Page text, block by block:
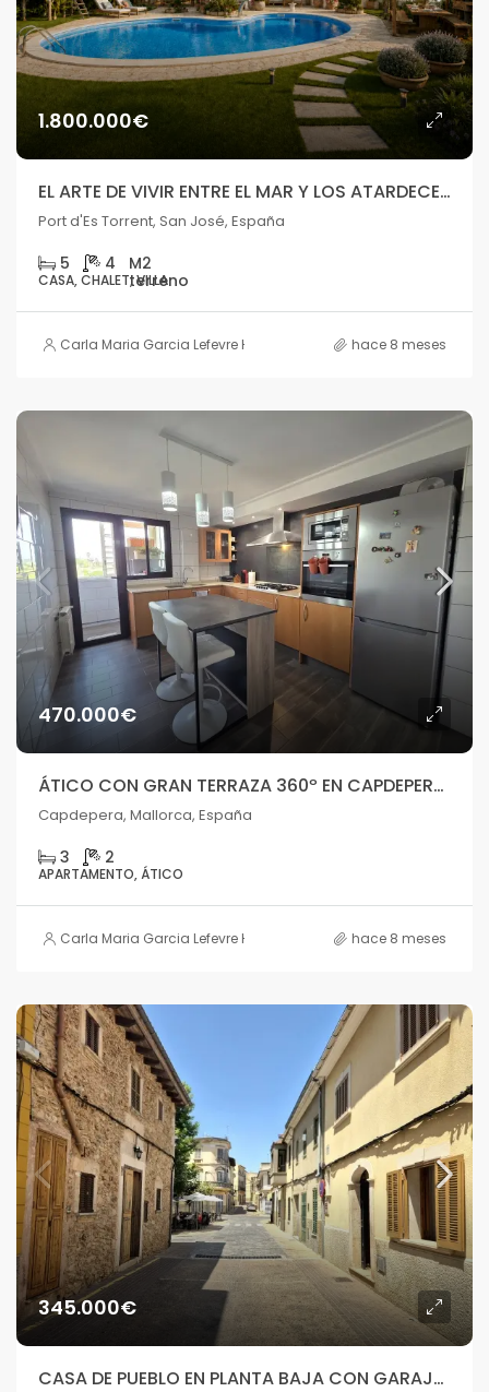
1.800.000€
EL ARTE DE VIVIR ENTRE EL MAR Y LOS ATARDECERES DE IBIZA
Port d'Es Torrent, San José, España
5 4
CASA, CHALET, VILLA
Carla Maria Garcia Lefevre HOUSE hace 8 meses
470.000€
ÁTICO CON GRAN TERRAZA 360º EN CAPDEPERA, MALLORCA
Capdepera, Mallorca, España
3 2
APARTAMENTO, ÁTICO
Carla Maria Garcia Lefevre HOUSE hace 8 meses
345.000€
CASA DE PUEBLO EN PLANTA BAJA CON GARAJE EN LLUBÍ, MALLORCA